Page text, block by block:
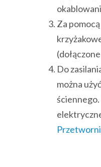
Za
Do
można
ściennego.